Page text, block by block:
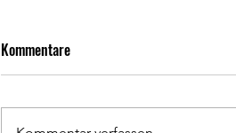
Kommentare